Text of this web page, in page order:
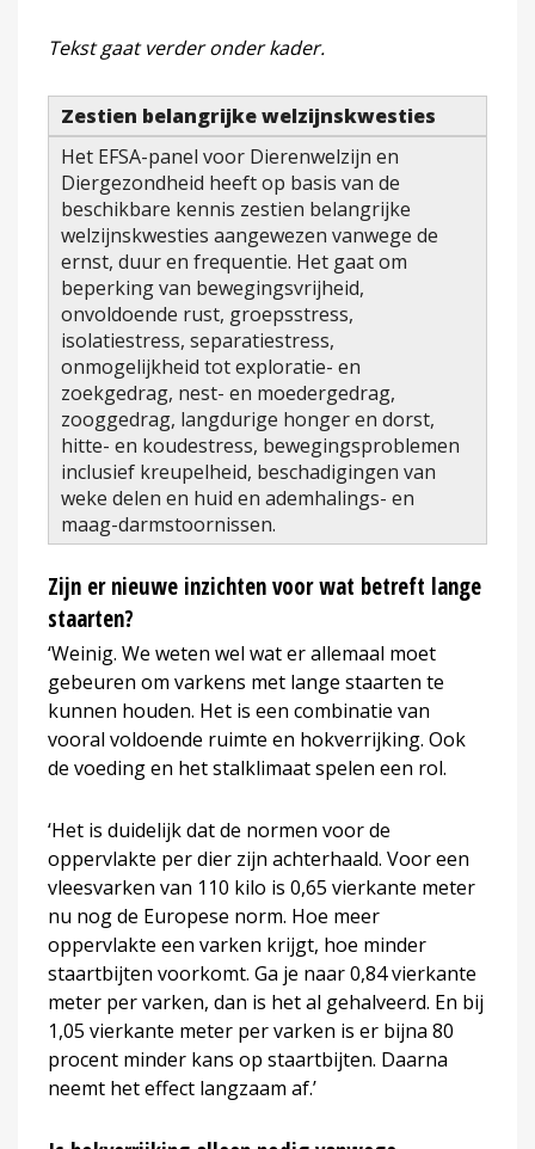
Tekst gaat verder onder kader.
Zestien belangrijke welzijnskwesties
Het EFSA-panel voor Dierenwelzijn en
Diergezondheid heeft op basis van de
beschikbare kennis zestien belangrijke
welzijnskwesties aangewezen vanwege de
ernst, duur en frequentie. Het gaat om
beperking van bewegingsvrijheid,
onvoldoende rust, groepsstress,
isolatiestress, separatiestress,
onmogelijkheid tot exploratie- en
zoekgedrag, nest- en moedergedrag,
zooggedrag, langdurige honger en dorst,
hitte- en koudestress, bewegingsproblemen
inclusief kreupelheid, beschadigingen van
weke delen en huid en ademhalings- en
maag-darmstoornissen.
Zijn er nieuwe inzichten voor wat betreft lange
staarten?
‘Weinig. We weten wel wat er allemaal moet
gebeuren om varkens met lange staarten te
kunnen houden. Het is een combinatie van
vooral voldoende ruimte en hokverrijking. Ook
de voeding en het stalklimaat spelen een rol.
‘Het is duidelijk dat de normen voor de
oppervlakte per dier zijn achterhaald. Voor een
vleesvarken van 110 kilo is 0,65 vierkante meter
nu nog de Europese norm. Hoe meer
oppervlakte een varken krijgt, hoe minder
staartbijten voorkomt. Ga je naar 0,84 vierkante
meter per varken, dan is het al gehalveerd. En bij
1,05 vierkante meter per varken is er bijna 80
procent minder kans op staartbijten. Daarna
neemt het effect langzaam af.’